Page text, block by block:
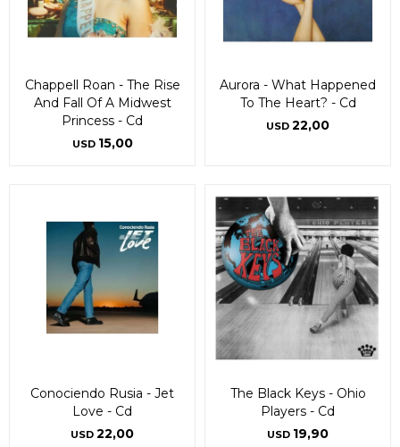
Chappell Roan - The Rise
And Fall Of A Midwest
Princess - Cd
USD 15,00
Aurora - What Happened
To The Heart? - Cd
USD 22,00
Conociendo Rusia - Jet
Love - Cd
USD 22,00
The Black Keys - Ohio
Players - Cd
USD 19,90